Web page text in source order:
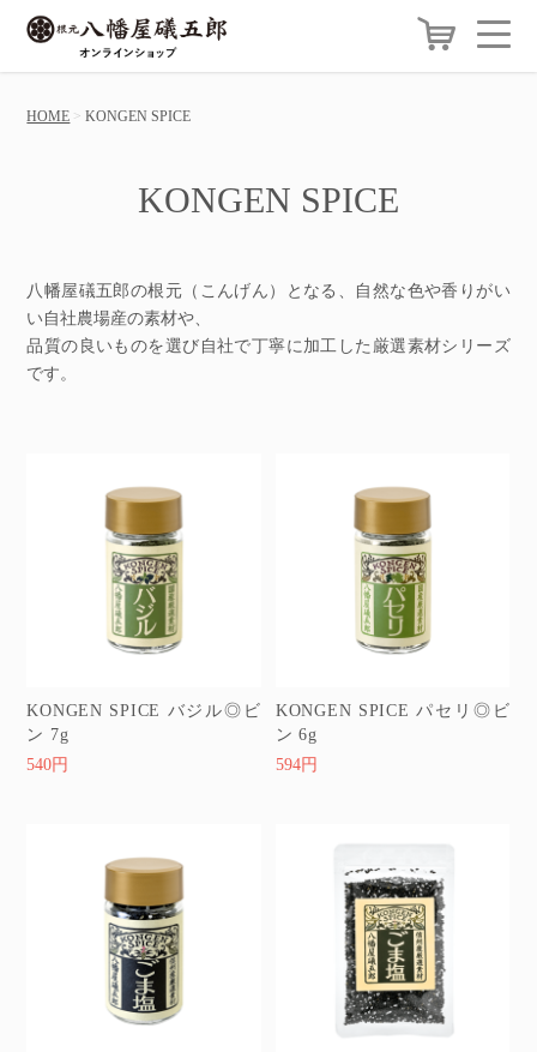
HOME KONGEN SPICE
KONGEN SPICE
八幡屋礒五郎の根元（こんげん）となる、自然な色や香りがい
い自社農場産の素材や、
品質の良いものを選び自社で丁寧に加工した厳選素材シリーズ
です。
KONGEN SPICE バジル◎ビ
ン 7g
540円
KONGEN SPICE パセリ◎ビ
ン 6g
594円